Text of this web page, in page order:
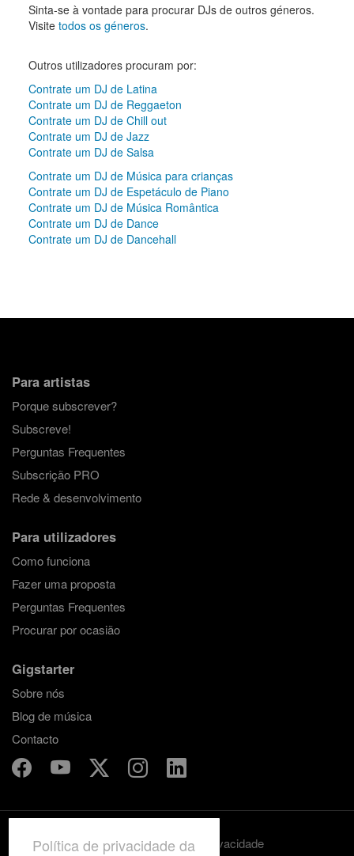
Sinta-se à vontade para procurar DJs de outros géneros.
Visite todos os géneros.
Outros utilizadores procuram por:
Contrate um DJ de Latina
Contrate um DJ de Reggaeton
Contrate um DJ de Chill out
Contrate um DJ de Jazz
Contrate um DJ de Salsa
Contrate um DJ de Música para crianças
Contrate um DJ de Espetáculo de Piano
Contrate um DJ de Música Romântica
Contrate um DJ de Dance
Contrate um DJ de Dancehall
Para artistas
Porque subscrever?
Subscreve!
Perguntas Frequentes
Subscrição PRO
Rede & desenvolvimento
Para utilizadores
Como funciona
Fazer uma proposta
Perguntas Frequentes
Procurar por ocasião
Gigstarter
Sobre nós
Blog de música
Contacto
Termos e condições Privacidade
Política de privacidade da